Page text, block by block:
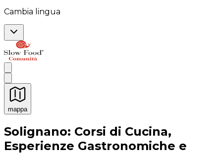
Cambia lingua
mappa
Esperienze culinarie indimenticabili: Esperienze
Solignano: Corsi di Cucina,
Esperienze Gastronomiche e